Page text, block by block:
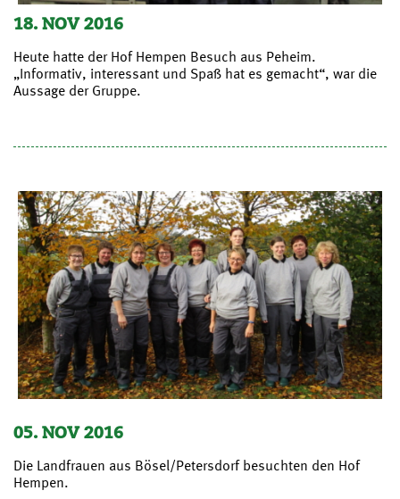
18. NOV 2016
Heute hatte der Hof Hempen Besuch aus Peheim.
„Informativ, interessant und Spaß hat es gemacht“, war die
Aussage der Gruppe.
05. NOV 2016
Die Landfrauen aus Bösel/Petersdorf besuchten den Hof
Hempen.